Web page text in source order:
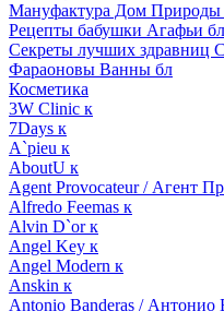
Мануфактура Дом
Рецепты бабушки Агафьи бл
Секреты лучших
Фараоновы Ванны бл
Косметика
3W Clinic к
7Days к
A`pieu к
AboutU к
Agent Provocateur / Агент
Alfredo Feemas к
Alvin D`or к
Angel Key к
Angel Modern к
Anskin к
Antonio Banderas / Антонио